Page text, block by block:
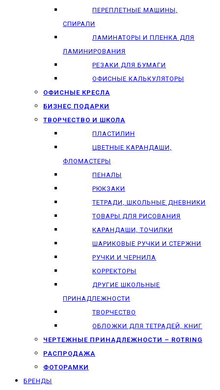
ПЕРЕПЛЕТНЫЕ МАШИНЫ,
СПИРАЛИ
ЛАМИНАТОРЫ И ПЛЕНКА ДЛЯ
ЛАМИНИРОВАНИЯ
РЕЗАКИ ДЛЯ БУМАГИ
ОФИСНЫЕ КАЛЬКУЛЯТОРЫ
ОФИСНЫЕ КРЕСЛА
БИЗНЕС ПОДАРКИ
ТВОРЧЕСТВО И ШКОЛА
ПЛАСТИЛИН
ЦВЕТНЫЕ КАРАНДАШИ,
ФЛОМАСТЕРЫ
ПЕНАЛЫ
РЮКЗАКИ
ТЕТРАДИ, ШКОЛЬНЫЕ ДНЕВНИКИ
ТОВАРЫ ДЛЯ РИСОВАНИЯ
КАРАНДАШИ, ТОЧИЛКИ
ШАРИКОВЫЕ РУЧКИ И СТЕРЖНИ
РУЧКИ И ЧЕРНИЛА
КОРРЕКТОРЫ
ДРУГИЕ ШКОЛЬНЫЕ
ПРИНАДЛЕЖНОСТИ
ТВОРЧЕСТВО
ОБЛОЖКИ ДЛЯ ТЕТРАДЕЙ, КНИГ
ЧЕРТЕЖНЫЕ ПРИНАДЛЕЖНОСТИ – ROTRING
РАСПРОДАЖА
ФОТОРАМКИ
БРЕНДЫ